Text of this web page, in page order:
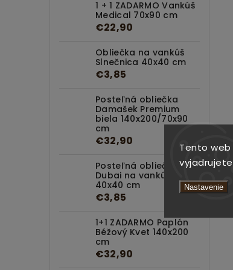
Tento
Nastavenie
1 + 1 ZADARMO Vankúš
Medical 70x90 cm
€22,90
Obliečka na vankúš
Slnečnica 40x40 cm
€3,85
Posteľná obliečka
Damašek Premium
biela 140x200/70x90
cm
€32,90
Posteľná obliečka
Dubai na vankúšik
40x40 cm
€3,85
1+1 ZADARMO Paplón
Béžový Kvet 140x200
cm
€32,90